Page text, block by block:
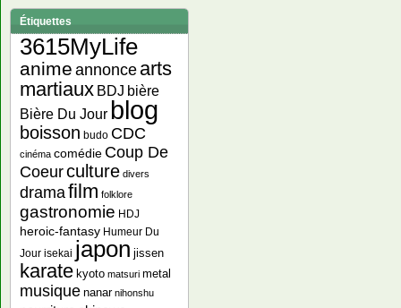
Étiquettes
3615MyLife
anime annonce arts
martiaux BDJ bière
Bière Du Jour blog
boisson budo CDC
cinéma comédie Coup De
Coeurculture divers
dramafilm folklore
gastronomie HDJ
heroic-fantasy Humeur Du
Jour isekai japon jissen
karate kyoto matsuri metal
musique nanar nihonshu